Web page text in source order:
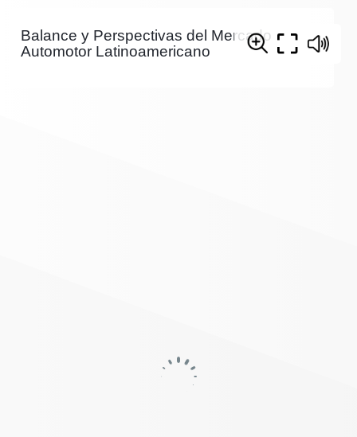
Balance y Perspectivas del Mercado
Automotor Latinoamericano